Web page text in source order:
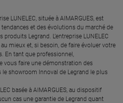
LUNELEC, située à AIMARGUES, est
et des évolutions du marché de
Legrand. L’entreprise LUNELEC
mieux et, si besoin, de faire évoluer votre
En tant que professionnel,
vous faire une démonstration des
showroom Innoval de Legrand le plus
basée à AIMARGUES, au dispositif
cas une garantie de Legrand quant